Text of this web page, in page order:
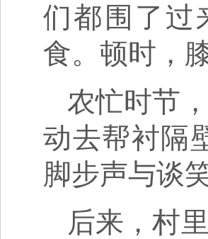
们都围了过
食。顿时，
农忙时节
动去帮衬隔
脚步声与谈
后来，村